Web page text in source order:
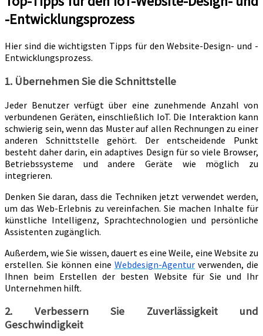
-Entwicklungsprozess
Hier sind die wichtigsten Tipps für den Website-Design- und -
Entwicklungsprozess.
1. Übernehmen Sie die Schnittstelle
Jeder Benutzer verfügt über eine zunehmende Anzahl von
verbundenen Geräten, einschließlich IoT. Die Interaktion kann
schwierig sein, wenn das Muster auf allen Rechnungen zu einer
anderen Schnittstelle gehört. Der entscheidende Punkt
besteht daher darin, ein adaptives Design für so viele Browser,
Betriebssysteme und andere Geräte wie möglich zu
integrieren.
Denken Sie daran, dass die Techniken jetzt verwendet werden,
um das Web-Erlebnis zu vereinfachen. Sie machen Inhalte für
künstliche Intelligenz, Sprachtechnologien und persönliche
Assistenten zugänglich.
Außerdem, wie Sie wissen, dauert es eine Weile, eine Website zu
erstellen. Sie können eine Webdesign-Agentur verwenden, die
Ihnen beim Erstellen der besten Website für Sie und Ihr
Unternehmen hilft.
2. Verbessern Sie Zuverlässigkeit und
Geschwindigkeit